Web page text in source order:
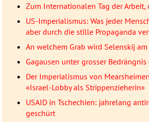
Zum Internationalen Tag der Arbeit,
US-Imperialismus: Was jeder
aber durch die stille Propaganda
An welchem Grab wird Selenskij
Gagausen unter grosser Bedrängnis
Der Imperialismus von
«Israel-Lobby als Strippenzieherin»
USAID in Tschechien: jahrelang
geschürt